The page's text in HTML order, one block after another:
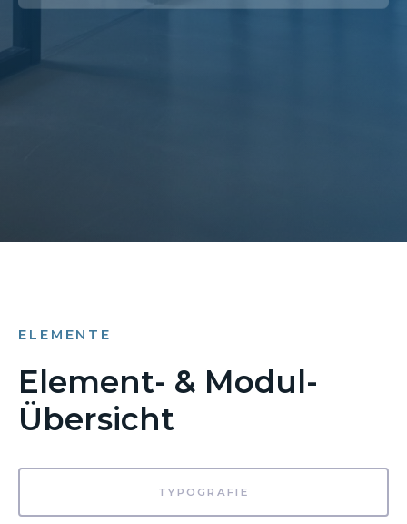
ELEMENTE
Element- & Modul-
Übersicht
TYPOGRAFIE